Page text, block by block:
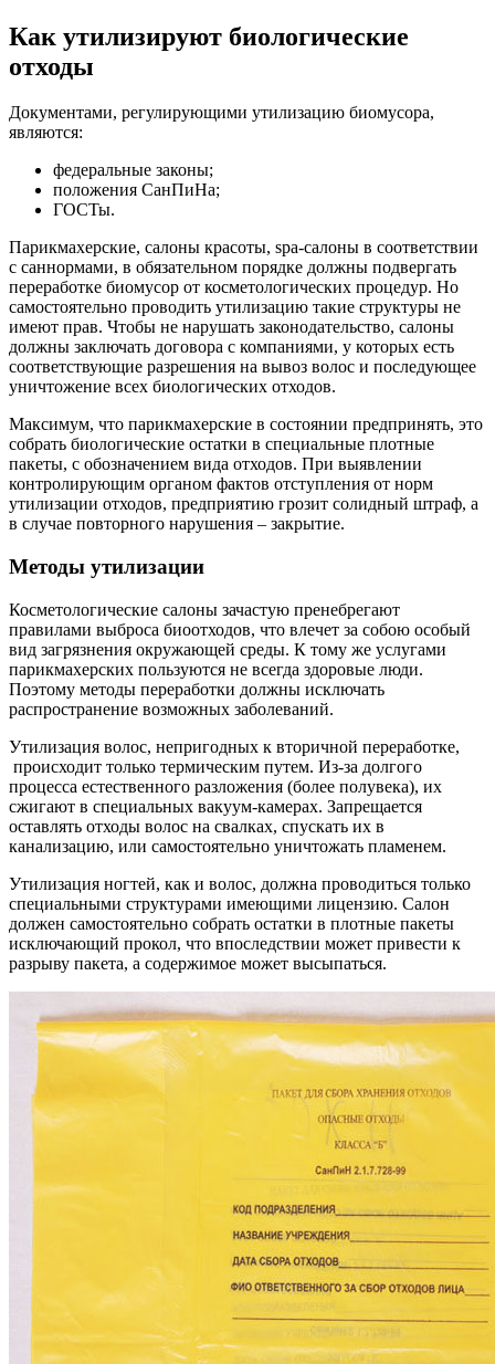
Как утилизируют биологические
отходы
Документами, регулирующими утилизацию биомусора,
являются:
федеральные законы;
положения СанПиНа;
ГОСТы.
Парикмахерские, салоны красоты, spa-салоны в соответствии
с саннормами, в обязательном порядке должны подвергать
переработке биомусор от косметологических процедур. Но
самостоятельно проводить утилизацию такие структуры не
имеют прав. Чтобы не нарушать законодательство, салоны
должны заключать договора с компаниями, у которых есть
соответствующие разрешения на вывоз волос и последующее
уничтожение всех биологических отходов.
Максимум, что парикмахерские в состоянии предпринять, это
собрать биологические остатки в специальные плотные
пакеты, с обозначением вида отходов. При выявлении
контролирующим органом фактов отступления от норм
утилизации отходов, предприятию грозит солидный штраф, а
в случае повторного нарушения – закрытие.
Методы утилизации
Косметологические салоны зачастую пренебрегают
правилами выброса биоотходов, что влечет за собою особый
вид загрязнения окружающей среды. К тому же услугами
парикмахерских пользуются не всегда здоровые люди.
Поэтому методы переработки должны исключать
распространение возможных заболеваний.
Утилизация волос, непригодных к вторичной переработке,
происходит только термическим путем. Из-за долгого
процесса естественного разложения (более полувека), их
сжигают в специальных вакуум-камерах. Запрещается
оставлять отходы волос на свалках, спускать их в
канализацию, или самостоятельно уничтожать пламенем.
Утилизация ногтей, как и волос, должна проводиться только
специальными структурами имеющими лицензию. Салон
должен самостоятельно собрать остатки в плотные пакеты
исключающий прокол, что впоследствии может привести к
разрыву пакета, а содержимое может высыпаться.